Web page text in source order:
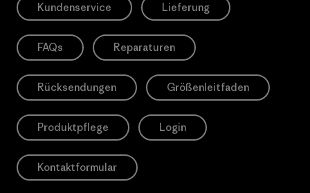
Kundenservice Lieferung
FAQs Reparaturen
Rücksendungen Größenleitfaden
Produktpflege Login
Kontaktformular